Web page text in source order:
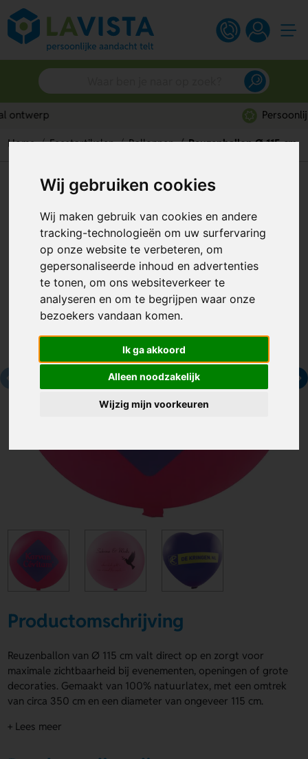
Wij gebruiken cookies
Wij maken gebruik van cookies en andere
tracking-technologieën om uw surfervaring
op onze website te verbeteren, om
gepersonaliseerde inhoud en advertenties
te tonen, om ons websiteverkeer te
analyseren en om te begrijpen waar onze
bezoekers vandaan komen.
Ik ga akkoord
Alleen noodzakelijk
Wijzig mijn voorkeuren
Home Feestartikelen Ballonnen Reuzenballon Ø 115 cm
Reuzenballon Ø 115 cm
Artikelnummer: 52198
Productomschrijving
Reuzenballon van Ø 115 cm valt direct op en zorgt voor
maximale zichtbaarheid bij evenementen, openingen of grote
decoraties. Gemaakt van 100% natuurlatex, met een omtrek
van circa 350 cm en een diameter van ongeveer 115 cm.
reuzenballon Ø 115 cm kan bedrukt worden op 1 of 2 zijdes
+ Lees meer